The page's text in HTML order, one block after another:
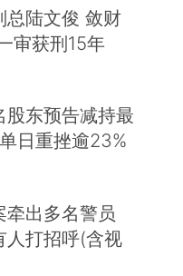
总陆文俊 敛财
审获刑15年
股东预告减持最
日重挫逾23%
牵出多名警员
人打招呼(含视